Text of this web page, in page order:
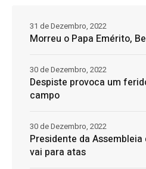
Morreu o Papa Emérito,
31 de Dezembro, 2022
Despiste provoca um
campo
30 de Dezembro, 2022
Presidente da
vai para atas
30 de Dezembro, 2022